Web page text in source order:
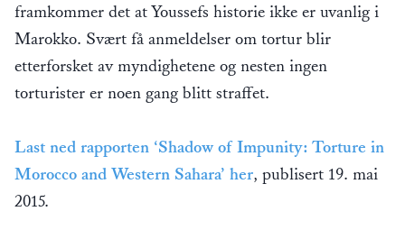
framkommer det at Youssefs historie ikke er uvanlig i
Marokko. Svært få anmeldelser om tortur blir
etterforsket av myndighetene og nesten ingen
torturister er noen gang blitt straffet.
Last ned rapporten ‘Shadow of Impunity: Torture in
Morocco and Western Sahara’ her, publisert 19. mai
2015.